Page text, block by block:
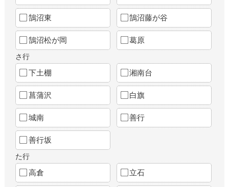
鵠沼東 鵠沼藤が谷
鵠沼松が岡 葛原
さ行
下土棚 湘南台
菖蒲沢 白旗
城南 善行
善行坂
た行
高倉 立石